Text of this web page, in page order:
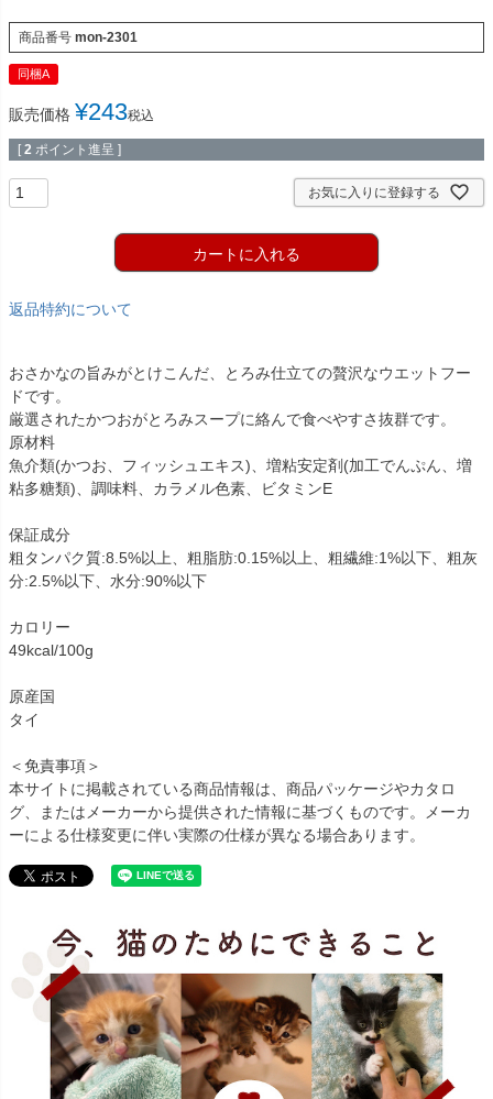
商品番号 mon-2301
同梱A
販売価格 ¥243税込
[ 2 ポイント進呈 ]
お気に入りに登録する
カートに入れる
返品特約について
おさかなの旨みがとけこんだ、とろみ仕立ての贅沢なウエットフー
ドです。
厳選されたかつおがとろみスープに絡んで食べやすさ抜群です。
原材料
魚介類(かつお、フィッシュエキス)、増粘安定剤(加工でんぷん、増
粘多糖類)、調味料、カラメル色素、ビタミンE
保証成分
粗タンパク質:8.5%以上、粗脂肪:0.15%以上、粗繊維:1%以下、粗灰
分:2.5%以下、水分:90%以下
カロリー
49kcal/100g
原産国
タイ
＜免責事項＞
本サイトに掲載されている商品情報は、商品パッケージやカタロ
グ、またはメーカーから提供された情報に基づくものです。メーカ
ーによる仕様変更に伴い実際の仕様が異なる場合あります。